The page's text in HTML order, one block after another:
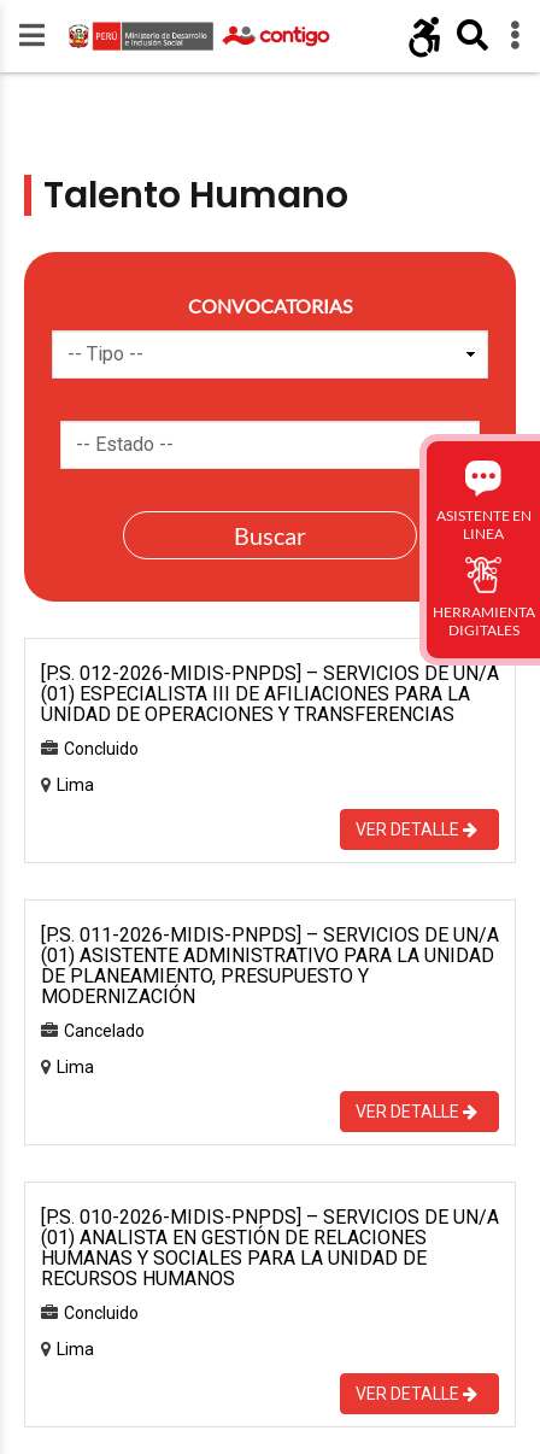
Talento Humano
CONVOCATORIAS
[P.S. 012-2026-MIDIS-PNPDS] – SERVICIOS DE UN/A
(01) ESPECIALISTA III DE AFILIACIONES PARA LA
UNIDAD DE OPERACIONES Y TRANSFERENCIAS
Concluido
Lima
VER DETALLE
[P.S. 011-2026-MIDIS-PNPDS] – SERVICIOS DE UN/A
(01) ASISTENTE ADMINISTRATIVO PARA LA UNIDAD
DE PLANEAMIENTO, PRESUPUESTO Y
MODERNIZACIÓN
Cancelado
Lima
VER DETALLE
[P.S. 010-2026-MIDIS-PNPDS] – SERVICIOS DE UN/A
(01) ANALISTA EN GESTIÓN DE RELACIONES
HUMANAS Y SOCIALES PARA LA UNIDAD DE
RECURSOS HUMANOS
Concluido
Lima
VER DETALLE
ASISTENTE EN
LINEA
HERRAMIENTA
DIGITALES